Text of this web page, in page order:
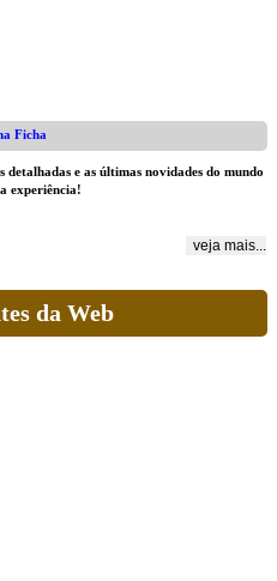
Ficha
detalhadas e as últimas novidades do mundo
experiência!
veja mais...
da Web